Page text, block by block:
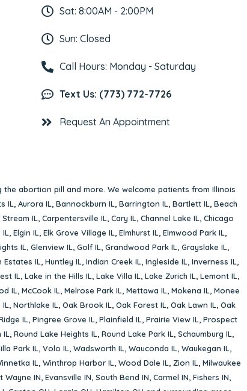
Sat: 8:00AM - 2:00PM
Sun: Closed
Call Hours: Monday - Saturday
Text Us: (773) 772-7726
Request An Appointment
abortion pill and more. We welcome patients from Illinois
IL, Aurora IL, Bannockburn IL, Barrington IL, Bartlett IL, Beach
Stream IL, Carpentersville IL, Cary IL, Channel Lake IL, Chicago
IL, Elgin IL, Elk Grove Village IL, Elmhurst IL, Elmwood Park IL,
IL, Glenview IL, Golf IL, Grandwood Park IL, Grayslake IL,
Estates IL, Huntley IL, Indian Creek IL, Ingleside IL, Inverness IL,
IL, Lake in the Hills IL, Lake Villa IL, Lake Zurich IL, Lemont IL,
IL, McCook IL, Melrose Park IL, Mettawa IL, Mokena IL, Monee
, Northlake IL, Oak Brook IL, Oak Forest IL, Oak Lawn IL, Oak
IL, Pingree Grove IL, Plainfield IL, Prairie View IL, Prospect
IL, Round Lake Heights IL, Round Lake Park IL, Schaumburg IL,
Park IL, Volo IL, Wadsworth IL, Wauconda IL, Waukegan IL,
IL, Winthrop Harbor IL, Wood Dale IL, Zion IL, Milwaukee
Wayne IN, Evansville IN, South Bend IN, Carmel IN, Fishers IN,